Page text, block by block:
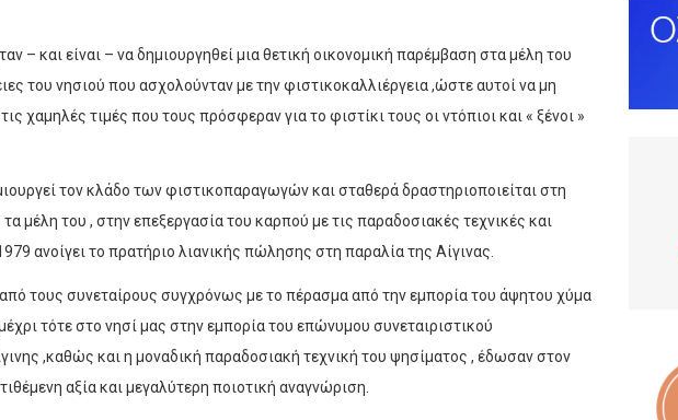
– και είναι – να δημιουργηθεί μια θετική οικονομική παρέμβαση στα μέλη του
του νησιού που ασχολούνταν με την φιστικοκαλλιέργεια ,ώστε αυτοί να μη
χαμηλές τιμές που τους πρόσφεραν για το φιστίκι τους οι ντόπιοι και « ξένοι »
τον κλάδο των φιστικοπαραγωγών και σταθερά δραστηριοποιείται στη
μέλη του , στην επεξεργασία του καρπού με τις παραδοσιακές τεχνικές και
ανοίγει το πρατήριο λιανικής πώλησης στη παραλία της Αίγινας.
τους συνεταίρους συγχρόνως με το πέρασμα από την εμπορία του άψητου χύμα
τότε στο νησί μας στην εμπορία του επώνυμου συνεταιριστικού
,καθώς και η μοναδική παραδοσιακή τεχνική του ψησίματος , έδωσαν στον
αξία και μεγαλύτερη ποιοτική αναγνώριση.